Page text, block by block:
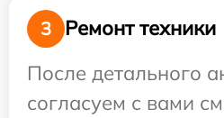
3
Ремонт техники
После детального
согласуем с вами